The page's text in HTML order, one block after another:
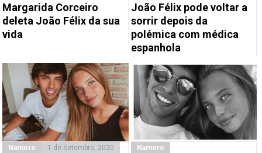
Margarida Corceiro
deleta João Félix da sua
vida
João Félix pode voltar a
sorrir depois da
polémica com médica
espanhola
Namoro 1 de Setembro, 2020
Namoro